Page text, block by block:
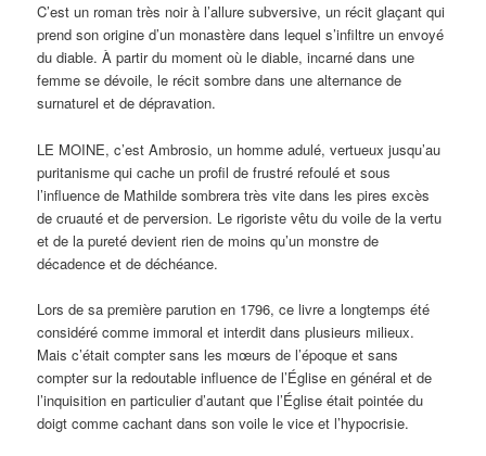
C’est un roman très noir à l’allure subversive, un récit glaçant qui
prend son origine d’un monastère dans lequel s’infiltre un envoyé
du diable. À partir du moment où le diable, incarné dans une
femme se dévoile, le récit sombre dans une alternance de
surnaturel et de dépravation.
LE MOINE, c’est Ambrosio, un homme adulé, vertueux jusqu’au
puritanisme qui cache un profil de frustré refoulé et sous
l’influence de Mathilde sombrera très vite dans les pires excès
de cruauté et de perversion. Le rigoriste vêtu du voile de la vertu
et de la pureté devient rien de moins qu’un monstre de
décadence et de déchéance.
Lors de sa première parution en 1796, ce livre a longtemps été
considéré comme immoral et interdit dans plusieurs milieux.
Mais c’était compter sans les mœurs de l’époque et sans
compter sur la redoutable influence de l’Église en général et de
l’inquisition en particulier d’autant que l’Église était pointée du
doigt comme cachant dans son voile le vice et l’hypocrisie.